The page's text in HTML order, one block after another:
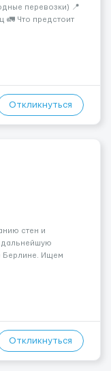
перевозки) 📍
🚛 Что предстоит
Погрузки и
Откликнуться
стен и
дальнейшую
Берлине. Ищем
портфолио.
Откликнуться